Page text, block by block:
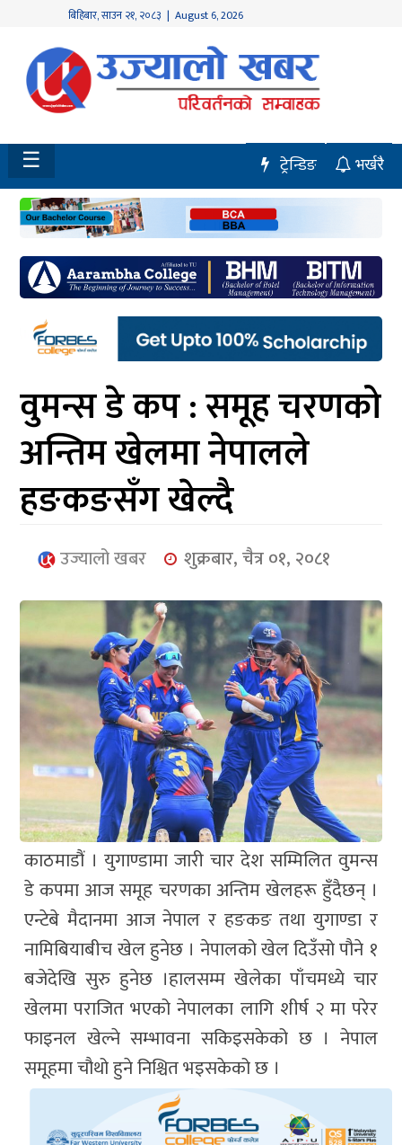
बिहिबार,साउन २१, २०८३ | August 6, 2026
होमपेज
नवलपुर
विशेष
मध्य
नेपाल
चितवन
सेरोफेरो
समाचार
आर्थिक
मनोरञ्जन
खेलकुद
प्रबास
युनिकोड
☰ भर्खरै
ट्रेन्डिङ
वुमन्स डे कप : समूह चरणको
अन्तिम खेलमा नेपालले
हङकङसँग खेल्दै
उज्यालो खबर शुक्रबार, चैत्र ०१, २०८१
काठमाडौं । युगाण्डामा जारी चार देश सम्मिलित वुमन्स
डे कपमा आज समूह चरणका अन्तिम खेलहरू हुँदैछन् ।
एन्टेबे मैदानमा आज नेपाल र हङकङ तथा युगाण्डा र
नामिबियाबीच खेल हुनेछ । नेपालको खेल दिउँसो पौने १
बजेदेखि सुरु हुनेछ ।हालसम्म खेलेका पाँचमध्ये चार
खेलमा पराजित भएको नेपालका लागि शीर्ष २ मा परेर
फाइनल खेल्ने सम्भावना सकिइसकेको छ । नेपाल
समूहमा चौथो हुने निश्चित भइसकेको छ ।